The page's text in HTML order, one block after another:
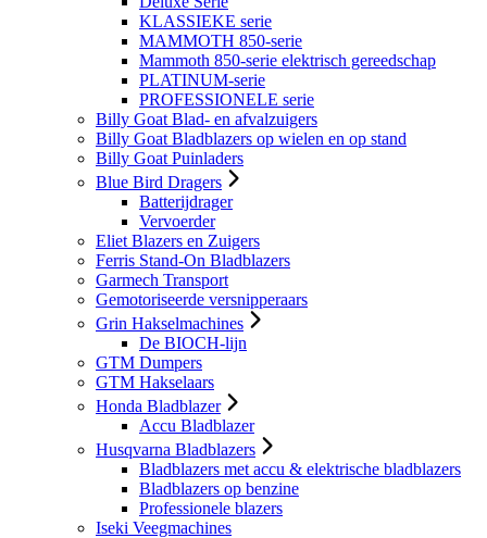
KLASSIEKE serie
MAMMOTH 850-serie
Mammoth 850-serie elektrisch gereedschap
PLATINUM-serie
PROFESSIONELE serie
Billy Goat Blad- en afvalzuigers
Billy Goat Bladblazers op wielen en op stand
Billy Goat Puinladers
Blue Bird Dragers
Batterijdrager
Vervoerder
Eliet Blazers en Zuigers
Ferris Stand-On Bladblazers
Garmech Transport
Gemotoriseerde versnipperaars
Grin Hakselmachines
De BIOCH-lijn
GTM Dumpers
GTM Hakselaars
Honda Bladblazer
Accu Bladblazer
Husqvarna Bladblazers
Bladblazers met accu & elektrische bladblazers
Bladblazers op benzine
Professionele blazers
Iseki Veegmachines